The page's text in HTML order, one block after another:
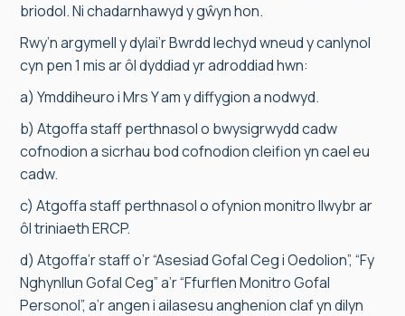
briodol. Ni chadarnhawyd y gŵyn hon.
Rwy’n argymell y dylai’r Bwrdd Iechyd wneud y canlynol
cyn pen 1 mis ar ôl dyddiad yr adroddiad hwn:
a) Ymddiheuro i Mrs Y am y diffygion a nodwyd.
b) Atgoffa staff perthnasol o bwysigrwydd cadw
cofnodion a sicrhau bod cofnodion cleifion yn cael eu
cadw.
c) Atgoffa staff perthnasol o ofynion monitro llwybr ar
ôl triniaeth ERCP.
d) Atgoffa’r staff o’r “Asesiad Gofal Ceg i Oedolion”, “Fy
Nghynllun Gofal Ceg” a’r “Ffurflen Monitro Gofal
Personol”, a’r angen i ailasesu anghenion claf yn dilyn